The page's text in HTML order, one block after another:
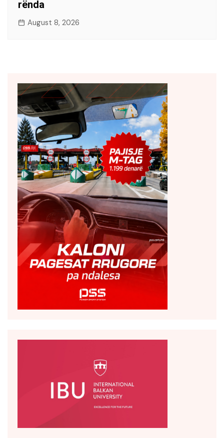
rënda
August 8, 2026